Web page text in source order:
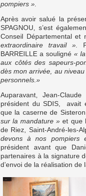
pompiers ».
Après avoir salué la
SPAGNOU, s’est
Conseil Départemental
extraordinaire travail ».
BARREILLE a souligné «
aux côtés des sapeurs-
dès mon arrivée, au
personnels.»
Auparavant, Jean-
président du SDIS, avait
que la caserne de
sur la mandature » et que
de Riez, Saint-André-les-
devons à nos pompiers
président avant que
partenaires à la signature
d’envoi de la réalisation